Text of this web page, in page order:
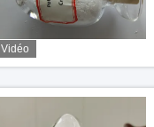
Vidéo